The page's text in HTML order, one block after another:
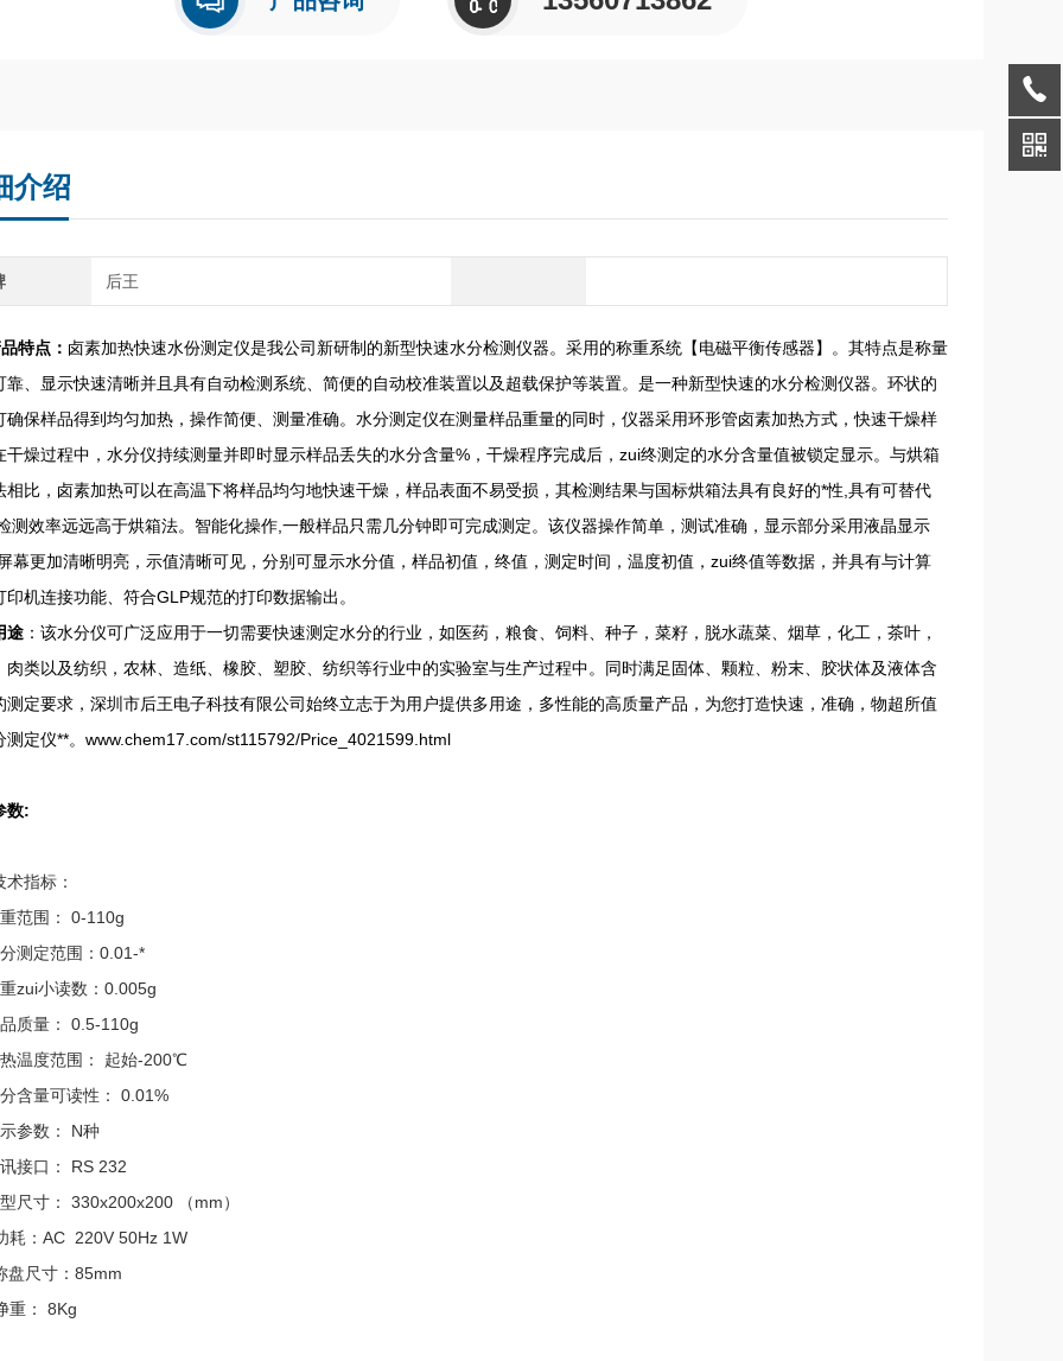
介绍
后王
特点： 卤素加热快速水份测定仪是我公司新研制的新型快速水分检测仪器。采用的称重系统【电磁平衡传感器】。其特点是称量
靠、显示快速清晰并且具有自动检测系统、简便的自动校准装置以及超载保护等装置。是一种新型快速的水分检测仪器。环状的
确保样品得到均匀加热，操作简便、测量准确。水分测定仪在测量样品重量的同时，仪器采用环形管卤素加热方式，快速干燥样
干燥过程中，水分仪持续测量并即时显示样品丢失的水分含量%，干燥程序完成后，zui终测定的水分含量值被锁定显示。与烘箱
相比，卤素加热可以在高温下将样品均匀地快速干燥，样品表面不易受损，其检测结果与国标烘箱法具有良好的*性,具有可替代
测效率远远高于烘箱法。智能化操作,一般样品只需几分钟即可完成测定。该仪器操作简单，测试准确，显示部分采用液晶显示
幕更加清晰明亮，示值清晰可见，分别可显示水分值，样品初值，终值，测定时间，温度初值，zui终值等数据，并具有与计算
印机连接功能、符合GLP规范的打印数据输出。
途：该水分仪可广泛应用于一切需要快速测定水分的行业，如医药，粮食、饲料、种子，菜籽，脱水蔬菜、烟草，化工，茶叶，
肉类以及纺织，农林、造纸、橡胶、塑胶、纺织等行业中的实验室与生产过程中。同时满足固体、颗粒、粉末、胶状体及液体含
测定要求，深圳市后王电子科技有限公司始终立志于为用户提供多用途，多性能的高质量产品，为您打造快速，准确，物超所值
测定仪**。www.chem17.com/st115792/Price_4021599.html
数:
术指标：
范围： 0-110g
测定范围：0.01-*
zui小读数：0.005g
质量： 0.5-110g
温度范围： 起始-200℃
含量可读性： 0.01%
参数： N种
接口： RS 232
尺寸： 330x200x200 （mm）
耗：AC 220V 50Hz 1W
盘尺寸：85mm
重： 8Kg